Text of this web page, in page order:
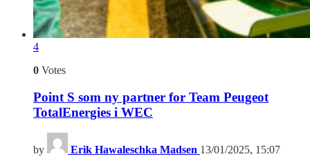
4
0 Votes
Point S som ny partner for Team Peugeot
TotalEnergies i WEC
by Erik Hawaleschka Madsen 13/01/2025, 15:07